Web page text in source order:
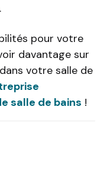
.
pour votre
davantage sur
votre salle de
salle de bains !